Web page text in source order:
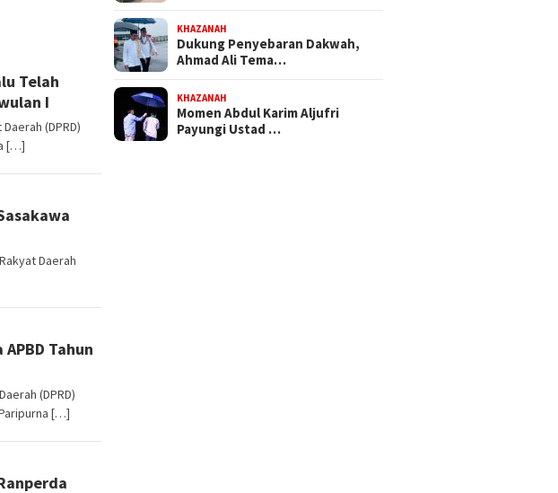
Telah
I
(DPRD)
[…]
Daerah
Tahun
(DPRD)
[…]
KHAZANAH
Dukung Penyebaran Dakwah,
Ahmad Ali Tema…
KHAZANAH
Momen Abdul Karim Aljufri
Payungi Ustad …